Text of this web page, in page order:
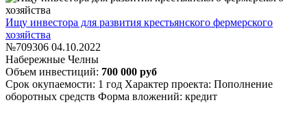
Ищу инвестора для развития крестьянского фермерского
хозяйства
№709306 04.10.2022
Набережные Челны
Объем инвестиций: 700 000 руб
Срок окупаемости: 1 год Характер проекта: Пополнение
оборотных средств Форма вложений: кредит